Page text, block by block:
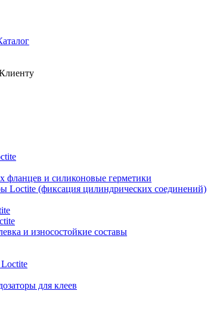
фланцев и силиконовые герметики
Loctite (фиксация цилиндрических соединений)
и износостойкие составы
Loctite
для клеев